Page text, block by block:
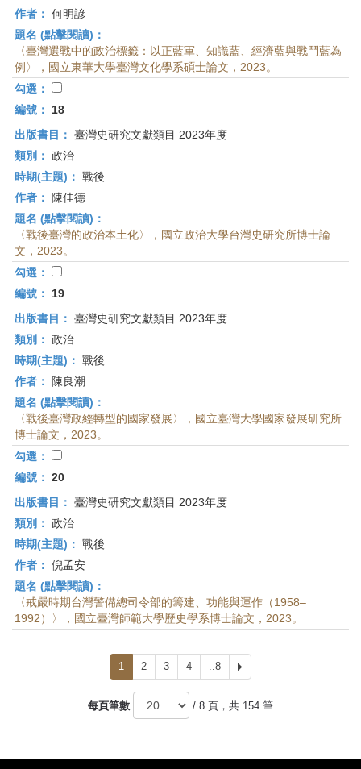
作者： 何明諺
題名 (點擊閱讀)：
〈臺灣選戰中的政治標籤：以正藍軍、知識藍、經濟藍與戰鬥藍為
例〉，國立東華大學臺灣文化學系碩士論文，2023。
勾選：
編號：
18
出版書目： 臺灣史研究文獻類目 2023年度
類別： 政治
時期(主題)： 戰後
作者：
陳佳德
題名 (點擊閱讀)：
〈戰後臺灣的政治本土化〉，國立政治大學台灣史研究所博士論
文，2023。
勾選：
編號：
19
出版書目： 臺灣史研究文獻類目 2023年度
類別： 政治
時期(主題)： 戰後
作者：
陳良潮
題名 (點擊閱讀)：
〈戰後臺灣政經轉型的國家發展〉，國立臺灣大學國家發展研究所
博士論文，2023。
勾選：
編號： 20
出版書目： 臺灣史研究文獻類目 2023年度
類別： 政治
時期(主題)： 戰後
作者： 倪孟安
題名 (點擊閱讀)：
〈戒嚴時期台灣警備總司令部的籌建、功能與運作（1958–
1992）〉，國立臺灣師範大學歷史學系博士論文，2023。
1 2 3 4 ..8
一
每頁筆數
/ 8 頁，共 154 筆